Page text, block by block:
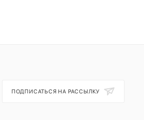
ПОДПИСАТЬСЯ НА РАССЫЛКУ